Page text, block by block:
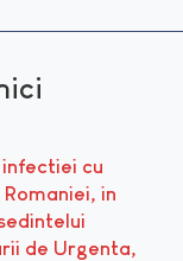
cu
in
de Urgenta,